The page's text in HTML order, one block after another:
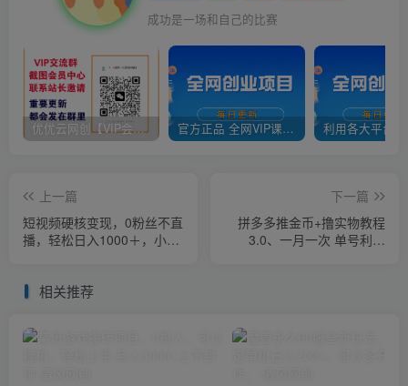
成功是一场和自己的比赛
优优云网创【VIP会员专属交流群】 官方正品 全网VIP课程 无损下载~
上一篇
短视频硬核变现，0粉丝不直
播，轻松日入1000＋，小白
下一篇
拼多多推金币+撸实物教程
3.0、一月一次 单号利润
相关推荐